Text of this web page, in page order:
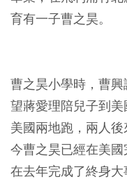
育有一子曹之昊。
曹之昊小學時，曹
望蔣愛理陪兒子到美
美國兩地跑，兩人
今曹之昊已經在美
在去年完成了終身大